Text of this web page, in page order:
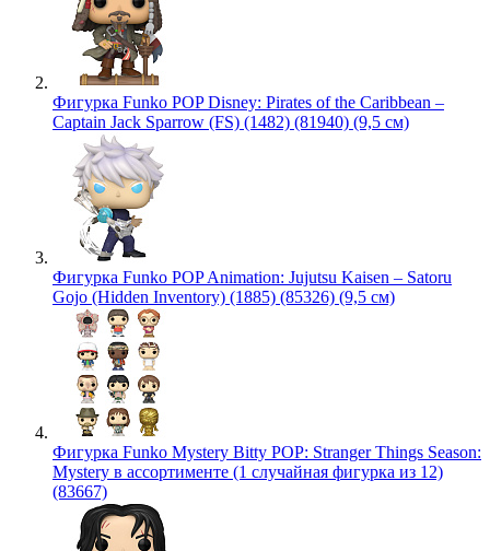
Фигурка Funko POP Disney: Pirates of the Caribbean –
Captain Jack Sparrow (FS) (1482) (81940) (9,5 см)
Фигурка Funko POP Animation: Jujutsu Kaisen – Satoru
Gojo (Hidden Inventory) (1885) (85326) (9,5 см)
Фигурка Funko Mystery Bitty POP: Stranger Things Season:
Mystery в ассортименте (1 случайная фигурка из 12)
(83667)